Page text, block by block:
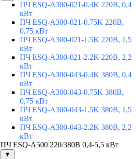
ПЧ ESQ-A300-021-0.4K 220В, 0,4
кВт
ПЧ ESQ-A300-021-0.75K 220В,
0,75 кВт
ПЧ ESQ-A300-021-1.5K 220В, 1,5
кВт
ПЧ ESQ-A300-021-2.2K 220В, 2,2
кВт
ПЧ ESQ-A300-043-0.4K 380В, 0,4
кВт
ПЧ ESQ-A300-043-0.75K 380В,
0,75 кВт
ПЧ ESQ-A300-043-1.5K 380В, 1,5
кВт
ПЧ ESQ-A300-043-2.2K 380В, 2,2
кВт
ПЧ ESQ-A500 220/380В 0,4-5,5 кВт
▼